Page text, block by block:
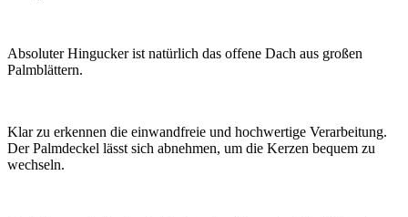
Absoluter Hingucker ist natürlich das offene Dach aus großen
Palmblättern.
Klar zu erkennen die einwandfreie und hochwertige Verarbeitung.
Der Palmdeckel lässt sich abnehmen, um die Kerzen bequem zu
wechseln.